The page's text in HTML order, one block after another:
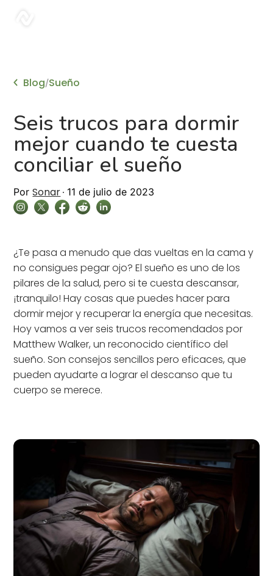
Blog/Sueño
Seis trucos para dormir
mejor cuando te cuesta
conciliar el sueño
Por Sonar 11 de julio de 2023
¿Te pasa a menudo que das vueltas en la cama y
no consigues pegar ojo? El sueño es uno de los
pilares de la salud, pero si te cuesta descansar,
¡tranquilo! Hay cosas que puedes hacer para
dormir mejor y recuperar la energía que necesitas.
Hoy vamos a ver seis trucos recomendados por
Matthew Walker, un reconocido científico del
sueño. Son consejos sencillos pero eficaces, que
pueden ayudarte a lograr el descanso que tu
cuerpo se merece.